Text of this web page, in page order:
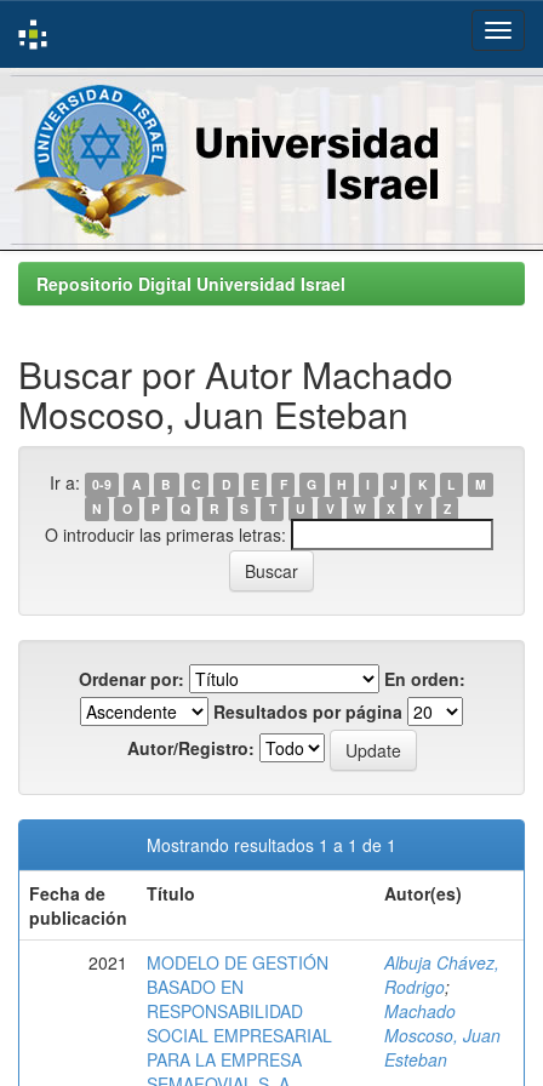
Skip
navigationRepositorio Digital Universidad Israel
Buscar por Autor Machado
Moscoso, Juan Esteban
Ir a: 0-9 A B C D E F G H I J K L
M
N
O P Q R S T U V W X Y Z
O introducir las primeras letras:
Ordenar por:
En orden:
Resultados por página
Autor/Registro:
Mostrando resultados 1 a 1 de 1
Fecha de
publicación
Título Autor(es)
2021
MODELO DE GESTIÓN
BASADO EN
RESPONSABILIDAD
SOCIAL EMPRESARIAL
PARA LA EMPRESA
Albuja Chávez,
Rodrigo;
Machado
Moscoso, Juan
Esteban